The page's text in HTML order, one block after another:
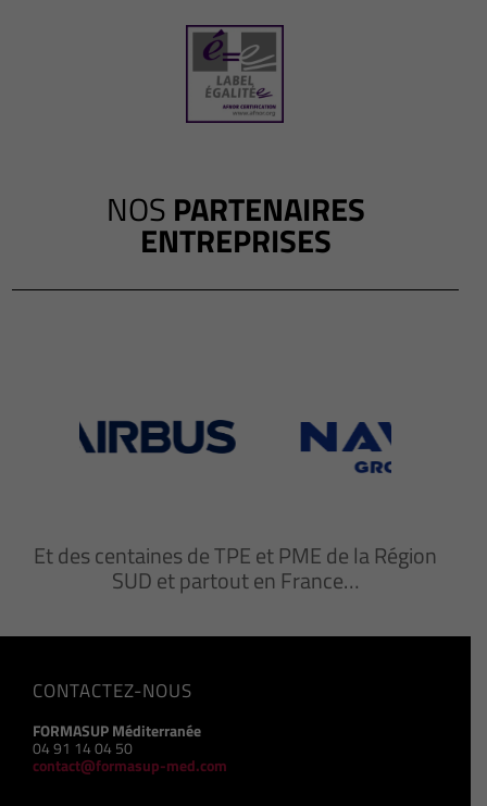
NOS PARTENAIRES
ENTREPRISES
Et des centaines de TPE et PME de la Région
SUD et partout en France…
CONTACTEZ-NOUS
FORMASUP Méditerranée
04 91 14 04 50
contact@formasup-med.com